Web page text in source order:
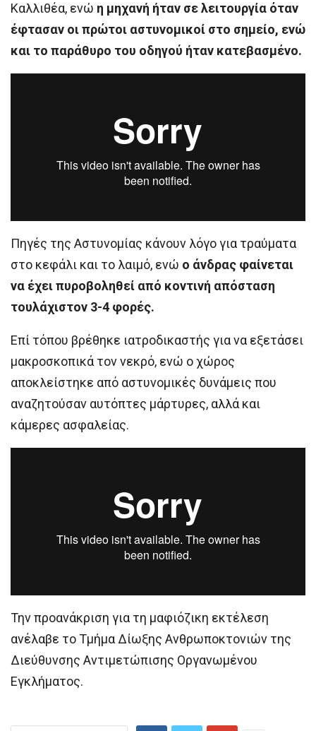
Καλλιθέα, ενώ η μηχανή ήταν σε λειτουργία όταν
έφτασαν οι πρώτοι αστυνομικοί στο σημείο, ενώ
και το παράθυρο του οδηγού ήταν κατεβασμένο.
Πηγές της Αστυνομίας κάνουν λόγο για τραύματα
στο κεφάλι και το λαιμό, ενώ ο άνδρας φαίνεται
να έχει πυροβοληθεί από κοντινή απόσταση
τουλάχιστον 3-4 φορές.
Επί τόπου βρέθηκε ιατροδικαστής για να εξετάσει
μακροσκοπικά τον νεκρό, ενώ ο χώρος
αποκλείστηκε από αστυνομικές δυνάμεις που
αναζητούσαν αυτόπτες μάρτυρες, αλλά και
κάμερες ασφαλείας.
Την προανάκριση για τη μαφιόζικη εκτέλεση
ανέλαβε το Τμήμα Δίωξης Ανθρωποκτονιών της
Διεύθυνσης Αντιμετώπισης Οργανωμένου
Εγκλήματος.